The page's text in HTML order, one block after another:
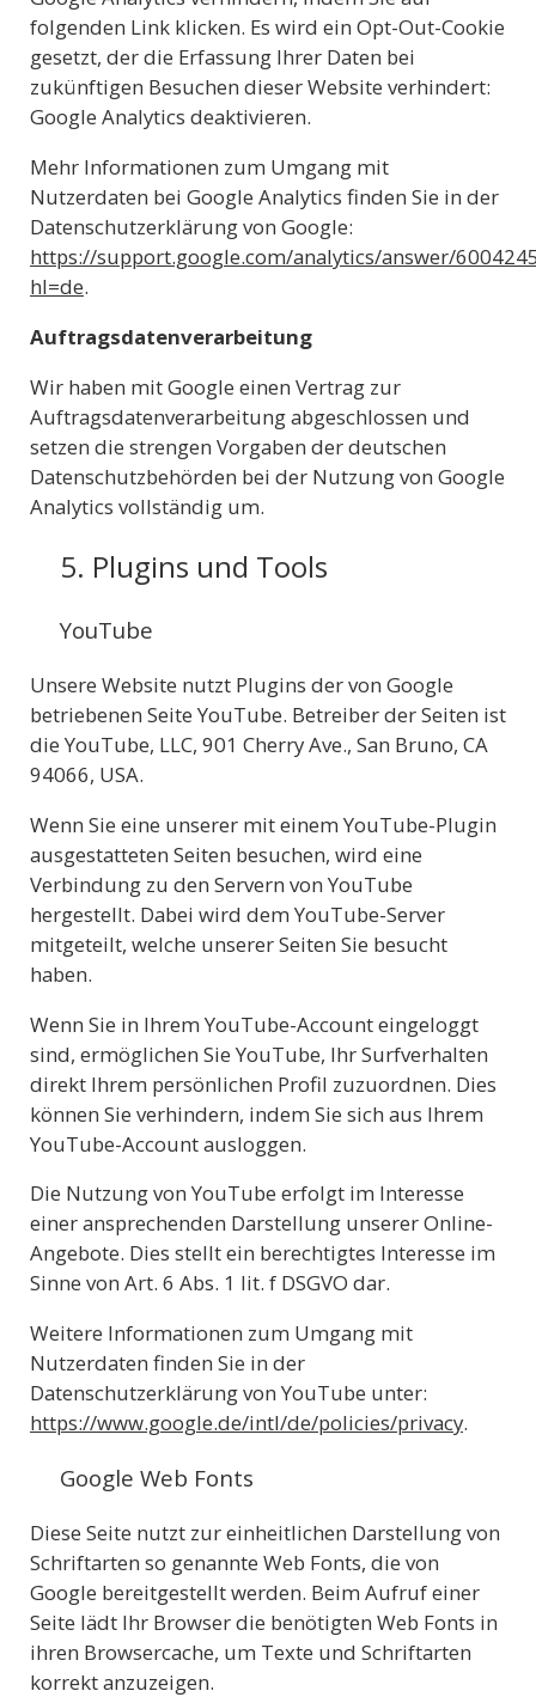
folgenden Link klicken. Es wird ein Opt-Out-Cookie
gesetzt, der die Erfassung Ihrer Daten bei
zukünftigen Besuchen dieser Website verhindert:
Google Analytics deaktivieren.
Mehr Informationen zum Umgang mit
Nutzerdaten bei Google Analytics finden Sie in der
Datenschutzerklärung von Google:
https://support.google.com/analytics/answer/
hl=de.
Auftragsdatenverarbeitung
Wir haben mit Google einen Vertrag zur
Auftragsdatenverarbeitung abgeschlossen und
setzen die strengen Vorgaben der deutschen
Datenschutzbehörden bei der Nutzung von Google
Analytics vollständig um.
5. Plugins und Tools
YouTube
Unsere Website nutzt Plugins der von Google
betriebenen Seite YouTube. Betreiber der Seiten ist
die YouTube, LLC, 901 Cherry Ave., San Bruno, CA
94066, USA.
Wenn Sie eine unserer mit einem YouTube-Plugin
ausgestatteten Seiten besuchen, wird eine
Verbindung zu den Servern von YouTube
hergestellt. Dabei wird dem YouTube-Server
mitgeteilt, welche unserer Seiten Sie besucht
haben.
Wenn Sie in Ihrem YouTube-Account eingeloggt
sind, ermöglichen Sie YouTube, Ihr Surfverhalten
direkt Ihrem persönlichen Profil zuzuordnen. Dies
können Sie verhindern, indem Sie sich aus Ihrem
YouTube-Account ausloggen.
Die Nutzung von YouTube erfolgt im Interesse
einer ansprechenden Darstellung unserer Online-
Angebote. Dies stellt ein berechtigtes Interesse im
Sinne von Art. 6 Abs. 1 lit. f DSGVO dar.
Weitere Informationen zum Umgang mit
Nutzerdaten finden Sie in der
Datenschutzerklärung von YouTube unter:
https://www.google.de/intl/de/policies/privacy.
Google Web Fonts
Diese Seite nutzt zur einheitlichen Darstellung von
Schriftarten so genannte Web Fonts, die von
Google bereitgestellt werden. Beim Aufruf einer
Seite lädt Ihr Browser die benötigten Web Fonts in
ihren Browsercache, um Texte und Schriftarten
korrekt anzuzeigen.